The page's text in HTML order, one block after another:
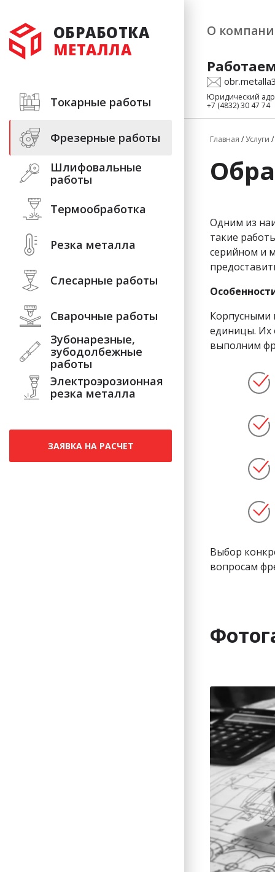
ОБРАБОТКА
МЕТАЛЛА
Токарные работы
Фрезерные работы​
Шлифовальные
работы
Термообработка
Резка металла
Слесарные работы
Сварочные работы
Зубонарезные,
зубодолбежные
работы
Электроэрозионная
резка металла
ЗАЯВКА НА РАСЧЕТ
О
Юридический
+7 (4832) 30 47 74
Главная /Услуги /
Одним из
такие
серийном и
Корпусными
единицы. Их
выполним
Выбор
вопросам